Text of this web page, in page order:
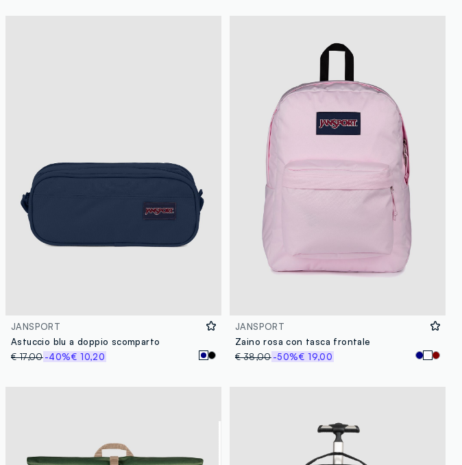
JANSPORT
Astuccio blu a doppio scomparto
€ 17,00-40%€ 10,20
JANSPORT
Zaino rosa con tasca frontale
€ 38,00-50%€ 19,00